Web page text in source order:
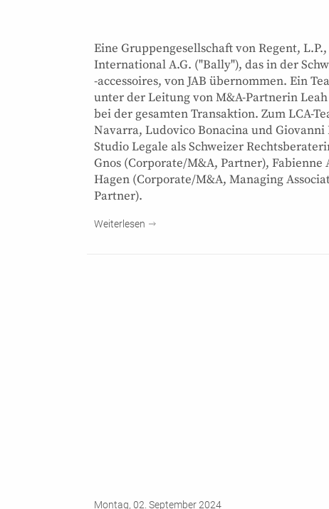
Eine Gruppengesellschaft von Regent,
International A.G. ("Bally"), das in der
-accessoires, von JAB übernommen. Ein
unter der Leitung von M&A-Partnerin
bei der gesamten Transaktion. Zum LCA-
Navarra, Ludovico Bonacina und Giovanni
Studio Legale als Schweizer
Gnos (Corporate/M&A, Partner),
Hagen (Corporate/M&A, Managing
Partner).
Weiterlesen
Montag, 02. September 2024